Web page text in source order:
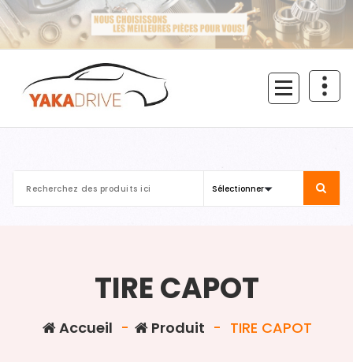
Aller
au
contenu
TIRE CAPOT
Accueil - Produit - TIRE CAPOT